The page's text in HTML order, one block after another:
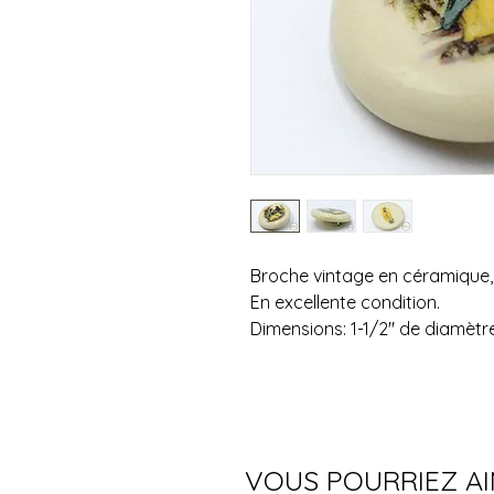
Broche vintage en
En excellente condition.
Dimensions: 1-1/2" de
VOUS POURRIEZ